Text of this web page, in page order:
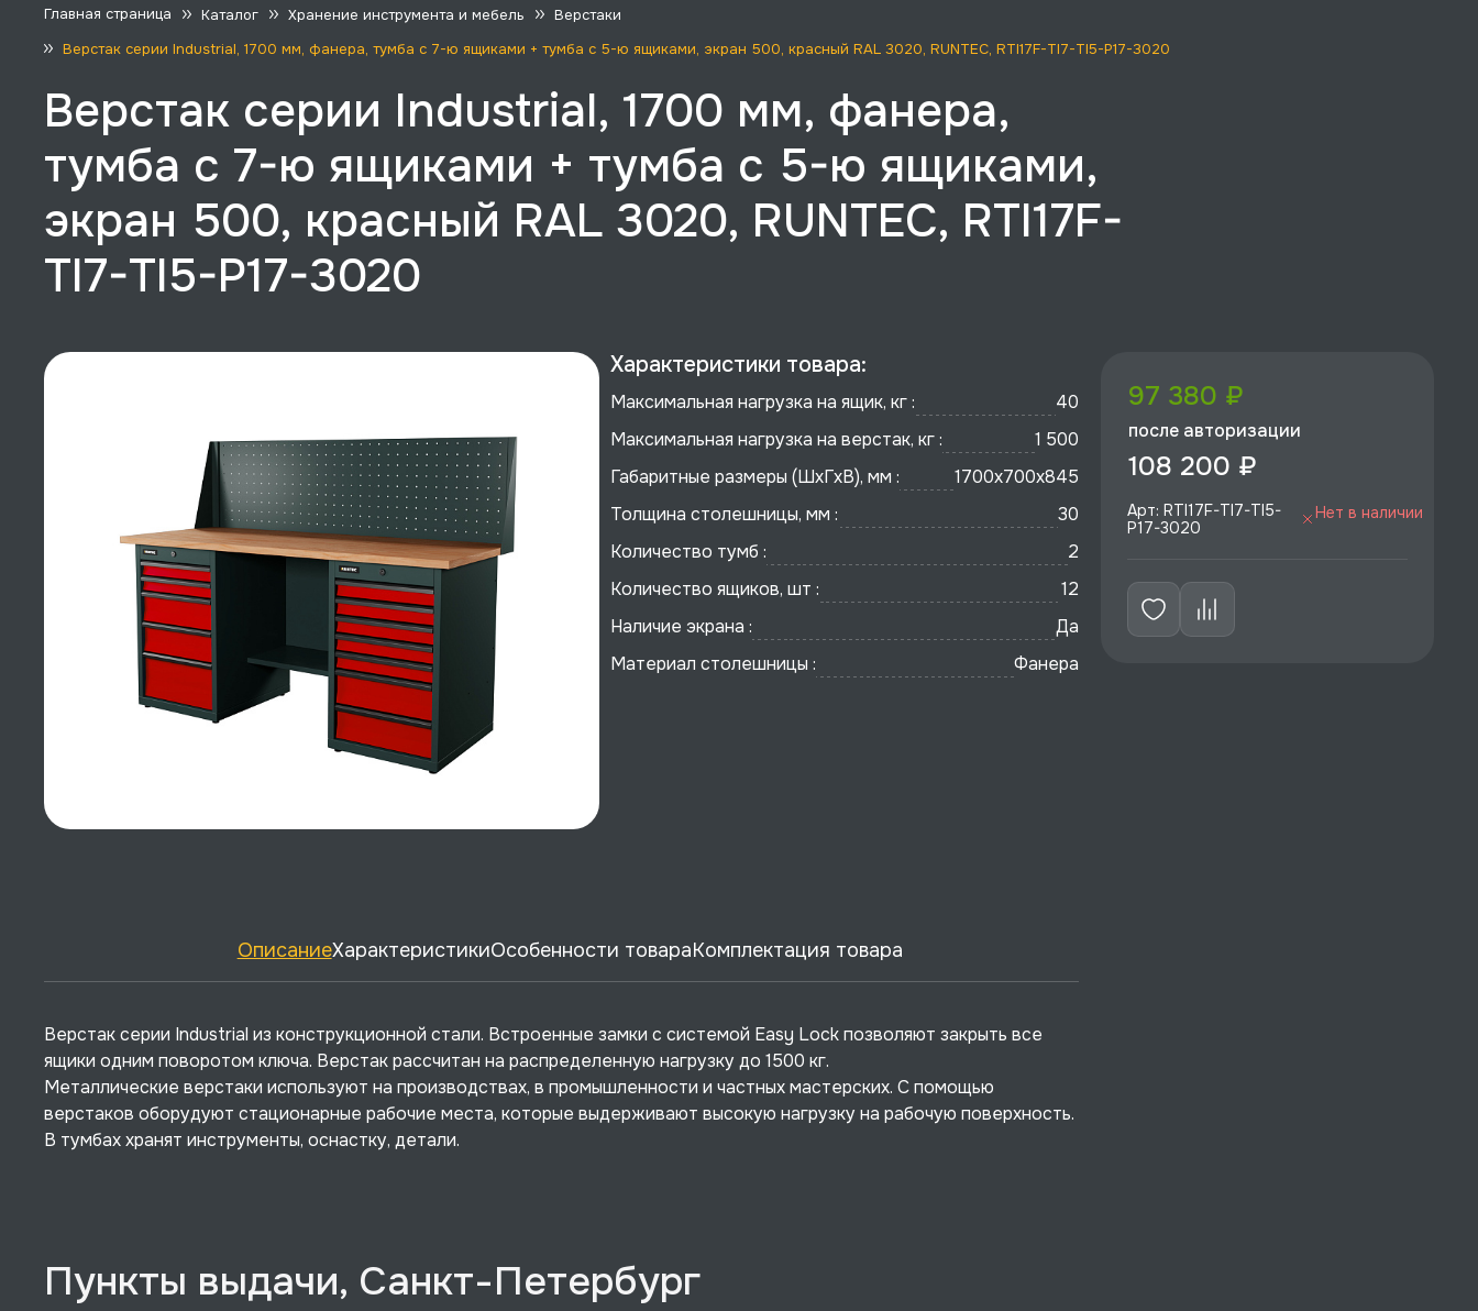
Главная страница Каталог Хранение инструмента и мебель
Верстаки
Верстак серии Industrial, 1700 мм, фанера, тумба с 7-ю ящиками + тумба с 5-ю ящиками, экран 500, красный RAL 3020, RUNTEC, RTI17F-TI7-TI5-P17-3020
Верстак серии Industrial, 1700 мм, фанера,
тумба с 7-ю ящиками + тумба с 5-ю ящиками,
экран 500, красный RAL 3020, RUNTEC, RTI17F-
TI7-TI5-P17-3020
Характеристики товара:
Максимальная нагрузка на ящик, кг :
40
Максимальная нагрузка на верстак, кг :
1 500
Габаритные размеры (ШхГхВ), мм :
1700x700х845
Толщина столешницы, мм :
30
Количество тумб :
2
Количество ящиков, шт :
12
Наличие экрана :
Да
Материал столешницы :
Фанера
ОписаниеХарактеристикиОсобенности товараКомплектация товара
Верстак серии Industrial из конструкционной стали. Встроенные замки с системой Easy Lock позволяют закрыть все
ящики одним поворотом ключа. Верстак рассчитан на распределенную нагрузку до 1500 кг.
Металлические верстаки используют на производствах, в промышленности и частных мастерских. С помощью
верстаков оборудуют стационарные рабочие места, которые выдерживают высокую нагрузку на рабочую поверхность.
В тумбах хранят инструменты, оснастку, детали.
Пункты выдачи, Санкт-Петербург
97 380 ₽
после авторизации
108 200 ₽
Арт: RTI17F-TI7-TI5-
P17-3020
Нет в наличии